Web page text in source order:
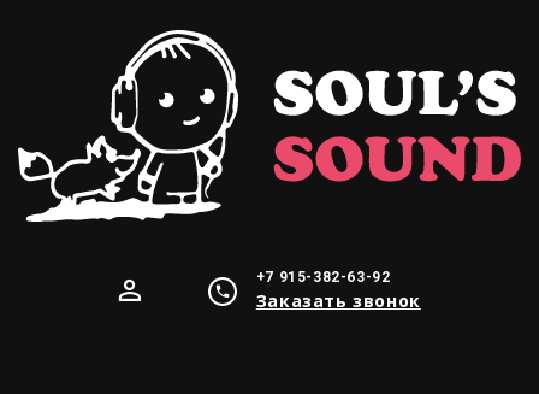
+7 915-382-63-92
Заказать звонок